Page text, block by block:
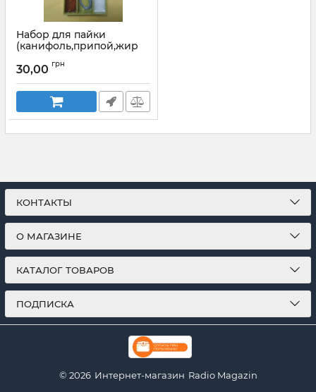
Набор для пайки
(канифоль,припой,жир
Артикул: Набор для пайки
30,00 грн
КОНТАКТЫ
О МАГАЗИНЕ
КАТАЛОГ ТОВАРОВ
ПОДПИСКА
© 2026 Интернет-магазин Radio Magazin